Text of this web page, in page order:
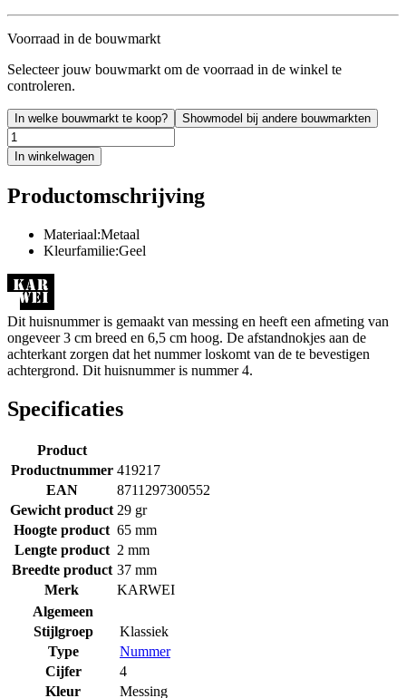
Voorraad in de bouwmarkt
Selecteer jouw bouwmarkt om de voorraad in de winkel te
controleren.
In welke bouwmarkt te koop? Showmodel bij andere bouwmarkten
In winkelwagen
Productomschrijving
Materiaal:Metaal
Kleurfamilie:Geel
Dit huisnummer is gemaakt van messing en heeft een afmeting van
ongeveer 3 cm breed en 6,5 cm hoog. De afstandnokjes aan de
achterkant zorgen dat het nummer loskomt van de te bevestigen
achtergrond. Dit huisnummer is nummer 4.
Specificaties
Product
Productnummer 419217
EAN
8711297300552
Gewicht product 29 gr
Hoogte product 65 mm
Lengte product 2 mm
Breedte product 37 mm
Merk
KARWEI
Algemeen
Stijlgroep
Klassiek
Type
Nummer
Cijfer
4
Kleur
Messing